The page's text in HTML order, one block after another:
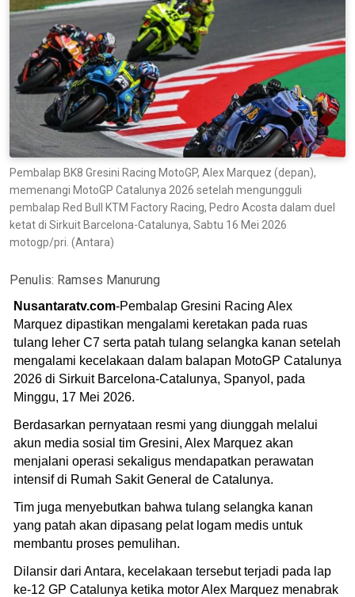
Pembalap BK8 Gresini Racing MotoGP, Alex Marquez (depan),
memenangi MotoGP Catalunya 2026 setelah mengungguli
pembalap Red Bull KTM Factory Racing, Pedro Acosta dalam duel
ketat di Sirkuit Barcelona-Catalunya, Sabtu 16 Mei 2026
motogp/pri. (Antara)
Penulis: Ramses Manurung
Nusantaratv.com-Pembalap Gresini Racing Alex
Marquez dipastikan mengalami keretakan pada ruas
tulang leher C7 serta patah tulang selangka kanan setelah
mengalami kecelakaan dalam balapan MotoGP Catalunya
2026 di Sirkuit Barcelona-Catalunya, Spanyol, pada
Minggu, 17 Mei 2026.
Berdasarkan pernyataan resmi yang diunggah melalui
akun media sosial tim Gresini, Alex Marquez akan
menjalani operasi sekaligus mendapatkan perawatan
intensif di Rumah Sakit General de Catalunya.
Tim juga menyebutkan bahwa tulang selangka kanan
yang patah akan dipasang pelat logam medis untuk
membantu proses pemulihan.
Dilansir dari Antara, kecelakaan tersebut terjadi pada lap
ke-12 GP Catalunya ketika motor Alex Marquez menabrak